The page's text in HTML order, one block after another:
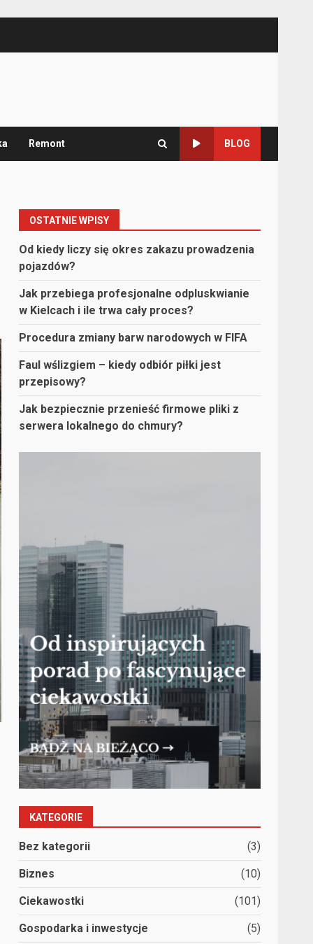
Remont BLOG
OSTATNIE WPISY
Od kiedy liczy się okres zakazu prowadzenia
pojazdów?
Jak przebiega profesjonalne odpluskwianie
w Kielcach i ile trwa cały proces?
Procedura zmiany barw narodowych w FIFA
Faul wślizgiem – kiedy odbiór piłki jest
przepisowy?
Jak bezpiecznie przenieść firmowe pliki z
serwera lokalnego do chmury?
KATEGORIE
Bez kategorii (3)
Biznes (10)
Ciekawostki (101)
Gospodarka i inwestycje (5)